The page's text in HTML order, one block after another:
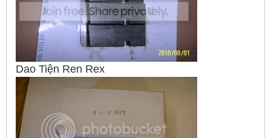
Dao Tiện Ren Rex